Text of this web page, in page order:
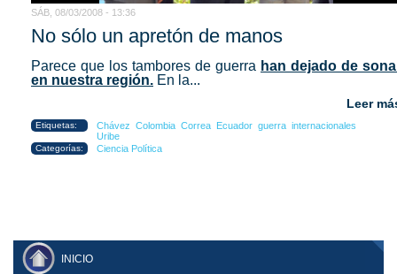
SÁB, 08/03/2008 - 13:36
No sólo un apretón de manos
Parece que los tambores de guerra han dejado de
en nuestra región. En la...
Leer
Etiquetas: Chávez Colombia Correa Ecuador guerra internacionales
Uribe
Categorías: Ciencia Política
INICIO